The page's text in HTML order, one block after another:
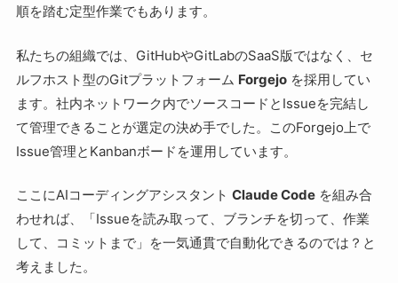
順を踏む定型作業でもあります。
私たちの組織では、GitHubやGitLabのSaaS版ではなく、セ
ルフホスト型のGitプラットフォーム Forgejoを採用してい
ます。社内ネットワーク内でソースコードとIssueを完結し
て管理できることが選定の決め手でした。このForgejo上で
Issue管理とKanbanボードを運用しています。
ここにAIコーディングアシスタント Claude Codeを組み合
わせれば、「Issueを読み取って、ブランチを切って、作業
して、コミットまで」を一気通貫で自動化できるのでは？と
考えました。